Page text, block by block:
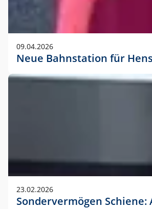
09.04.2026
Neue Bahnstation für
23.02.2026
Sondervermögen